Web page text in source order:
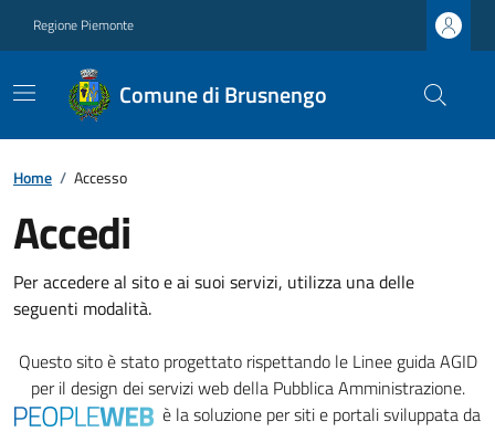
Regione Piemonte
Comune di Brusnengo
Home / Accesso
Accedi
Per accedere al sito e ai suoi servizi, utilizza una delle
seguenti modalità.
Questo sito è stato progettato rispettando le Linee guida AGID
per il design dei servizi web della Pubblica Amministrazione.
è la soluzione per siti e portali sviluppata da